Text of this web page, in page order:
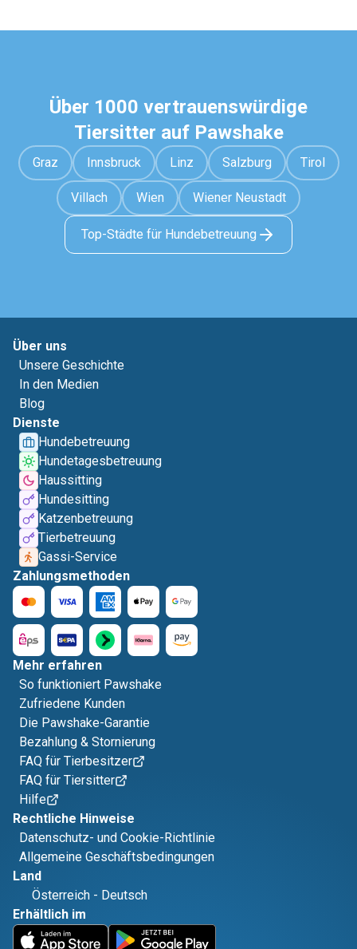
Über 1000 vertrauenswürdige
Tiersitter auf Pawshake
Graz Innsbruck Linz Salzburg Tirol
Villach Wien Wiener Neustadt
Top-Städte für Hundebetreuung
Über uns
Unsere Geschichte
In den Medien
Blog
Dienste
Hundebetreuung
Hundetagesbetreuung
Haussitting
Hundesitting
Katzenbetreuung
Tierbetreuung
Gassi-Service
Zahlungsmethoden
Mehr erfahren
So funktioniert Pawshake
Zufriedene Kunden
Die Pawshake-Garantie
Bezahlung & Stornierung
FAQ für Tierbesitzer
FAQ für Tiersitter
Hilfe
Rechtliche Hinweise
Datenschutz- und Cookie-Richtlinie
Allgemeine Geschäftsbedingungen
Land
Österreich - Deutsch
Erhältlich im